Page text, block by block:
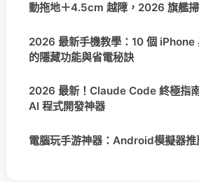
動拖地＋4.5cm 越障，2026 旗艦
2026 最新手機教學：10 個
的隱藏功能與省電秘訣
2026 最新！Claude Code 終極指
AI 程式開發神器
電腦玩手游神器：Android模擬器